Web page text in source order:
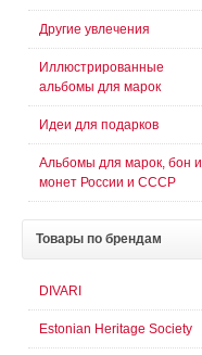
Другие увлечения
Иллюстрированные
альбомы для марок
Идеи для подарков
Альбомы для марок, бон и
монет России и СССР
Товары по брендам
DIVARI
Estonian Heritage Society